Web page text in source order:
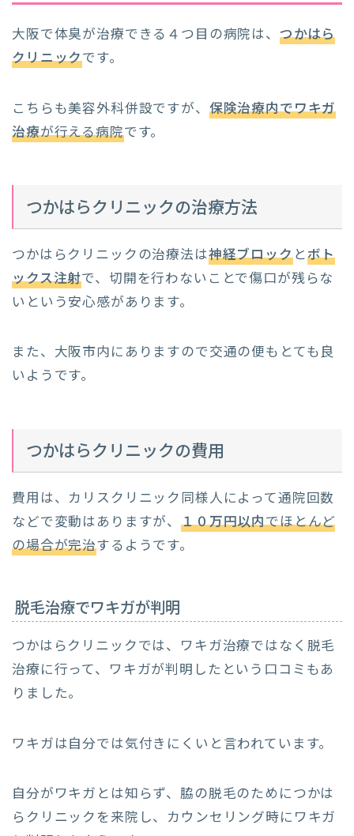
大阪で体臭が治療できる４つ目の病院は、 つかはら
クリニックです。
こちらも美容外科併設ですが、 保険治療内でワキガ
治療が行える病院です。
つかはらクリニックの治療方法
つかはらクリニックの治療法は神経ブロックとボト
ックス注射で、切開を行わないことで傷口が残らな
いという安心感があります。
また、大阪市内にありますので交通の便もとても良
いようです。
つかはらクリニックの費用
費用は、カリスクリニック同様人によって通院回数
などで変動はありますが、１０万円以内でほとんど
の場合が完治するようです。
脱毛治療でワキガが判明
つかはらクリニックでは、ワキガ治療ではなく脱毛
治療に行って、ワキガが判明したという口コミもあ
りました。
ワキガは自分では気付きにくいと言われています。
自分がワキガとは知らず、脇の脱毛のためにつかは
らクリニックを来院し、カウンセリング時にワキガ